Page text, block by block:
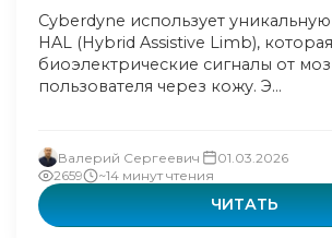
Cyberdyne использует
HAL (Hybrid Assistive Limb),
биоэлектрические сигналы от
пользователя через кожу. Э...
Валерий Сергеевич
01.03.2026
2659
~14 минут чтения
ЧИТАТЬ